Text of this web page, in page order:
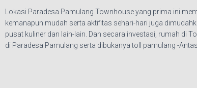
Lokasi Paradesa Pamulang Townhouse yang prima ini
kemanapun mudah serta aktifitas sehari-hari juga
pusat kuliner dan lain-lain. Dan secara investasi, rumah di
di Paradesa Pamulang serta dibukanya toll pamulang -